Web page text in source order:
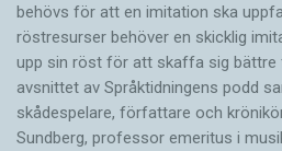
behövs för att en imitation ska
röstresurser behöver en skicklig
upp sin röst för att skaffa sig bättre
avsnittet av Språktidningens podd
skådespelare, författare och
Sundberg, professor emeritus i